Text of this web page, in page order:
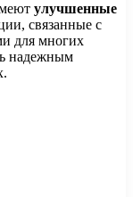
улучшенные
связанные с
для многих
надежным